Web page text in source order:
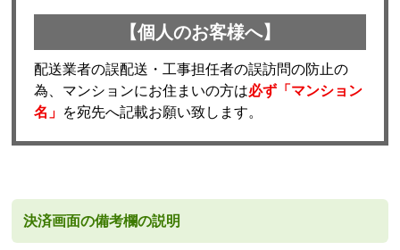
【個人のお客様へ】
配送業者の誤配送・工事担任者の誤訪問の防止の
為、マンションにお住まいの方は必ず「マンション
名」 を宛先へ記載お願い致します。
決済画面の備考欄の説明